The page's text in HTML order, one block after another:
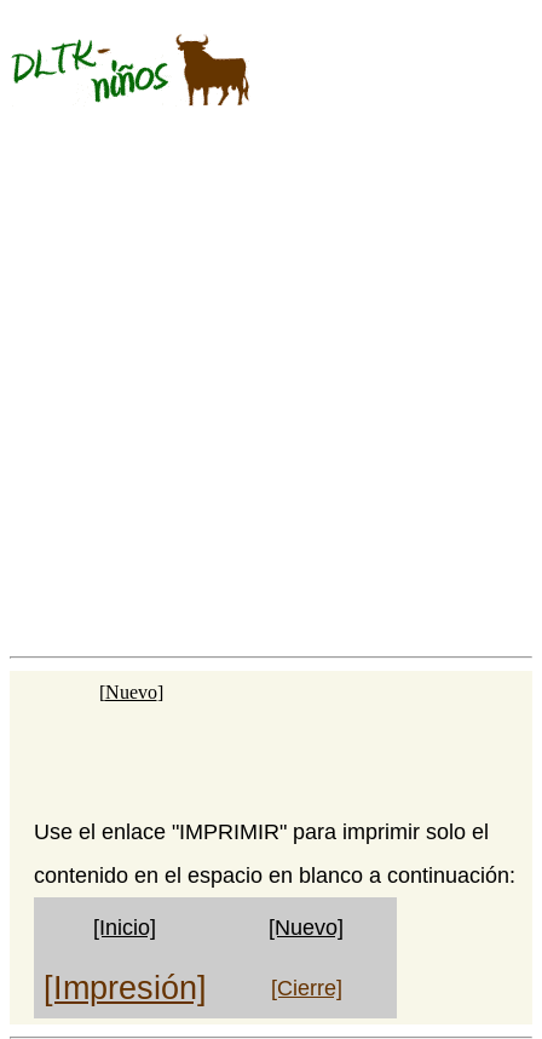
[Nuevo]
Use el enlace "IMPRIMIR" para imprimir solo el
contenido en el espacio en blanco a continuación:
[Inicio] [Nuevo]
[Impresión] [Cierre]